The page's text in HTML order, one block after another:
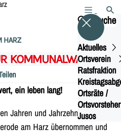
HARZ
MENÜSuche
Aktuelles
Ortsverein
Ratsfraktion
Ortsräte /
Ortsvorsteher
Jusos
SUCHE
KOMMUNALWAHL 2021
ein leben lang!
Jahren und Jahrzehnten
am Harz übernommen und